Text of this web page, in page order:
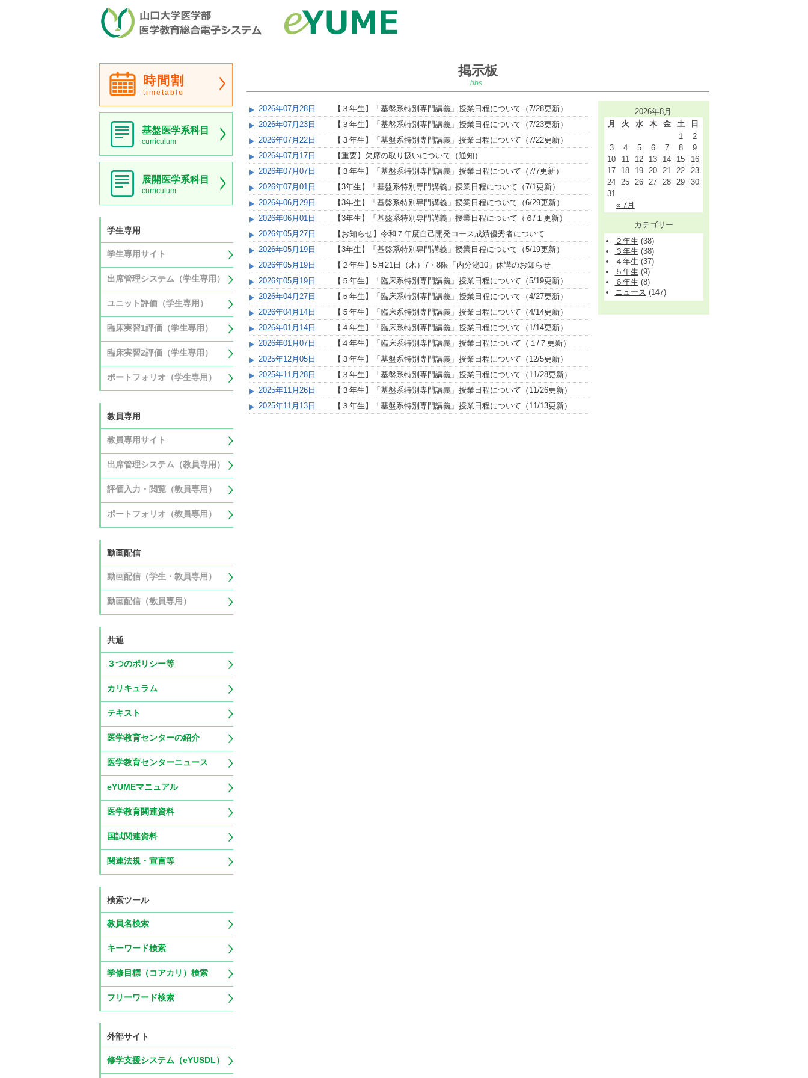
時間割
timetable
基盤医学系科目
curriculum
展開医学系科目
curriculum
学生専用
学生専用サイト
出席管理システム（学生専用）
ユニット評価（学生専用）
臨床実習1評価（学生専用）
臨床実習2評価（学生専用）
ポートフォリオ（学生専用）
教員専用
教員専用サイト
出席管理システム（教員専用）
評価入力・閲覧（教員専用）
ポートフォリオ（教員専用）
動画配信
動画配信（学生・教員専用）
動画配信（教員専用）
共通
３つのポリシー等
カリキュラム
テキスト
医学教育センターの紹介
医学教育センターニュース
eYUMEマニュアル
医学教育関連資料
国試関連資料
関連法規・宣言等
検索ツール
教員名検索
キーワード検索
学修目標（コアカリ）検索
フリーワード検索
外部サイト
修学支援システム（eYUSDL）
掲示板
bbs
2026年07月28日
【３年生】「基盤系特別専門講義」授業日程について（7/28更新）
2026年07月23日
【３年生】「基盤系特別専門講義」授業日程について（7/23更新）
2026年07月22日
【３年生】「基盤系特別専門講義」授業日程について（7/22更新）
2026年07月17日
【重要】欠席の取り扱いについて（通知）
2026年07月07日
【３年生】「基盤系特別専門講義」授業日程について（7/7更新）
2026年07月01日
【3年生】「基盤系特別専門講義」授業日程について（7/1更新）
2026年06月29日
【3年生】「基盤系特別専門講義」授業日程について（6/29更新）
2026年06月01日
【3年生】「基盤系特別専門講義」授業日程について（６/１更新）
2026年05月27日
【お知らせ】令和７年度自己開発コース成績優秀者について
2026年05月19日
【3年生】「基盤系特別専門講義」授業日程について（5/19更新）
2026年05月19日
【２年生】5月21日（木）7・8限「内分泌10」休講のお知らせ
2026年05月19日
【５年生】「臨床系特別専門講義」授業日程について（5/19更新）
2026年04月27日
【５年生】「臨床系特別専門講義」授業日程について（4/27更新）
2026年04月14日
【５年生】「臨床系特別専門講義」授業日程について（4/14更新）
2026年01月14日
【４年生】「臨床系特別専門講義」授業日程について（1/14更新）
2026年01月07日
【４年生】「臨床系特別専門講義」授業日程について（１/７更新）
2025年12月05日
【３年生】「基盤系特別専門講義」授業日程について（12/5更新）
2025年11月28日
【３年生】「基盤系特別専門講義」授業日程について（11/28更新）
2025年11月26日
【３年生】「基盤系特別専門講義」授業日程について（11/26更新）
2025年11月13日
【３年生】「基盤系特別専門講義」授業日程について（11/13更新）
2026年8月
月
火 水 木 金 土 日
« 7月
1
2
3
4 5 6 7 8
9
10
11 12 13 14 15
16
17
18 19 20 21 22
23
24
25 26 27 28 29
30
31
カテゴリー
２年生 (38)
３年生 (38)
４年生 (37)
５年生 (9)
６年生 (8)
ニュース (147)